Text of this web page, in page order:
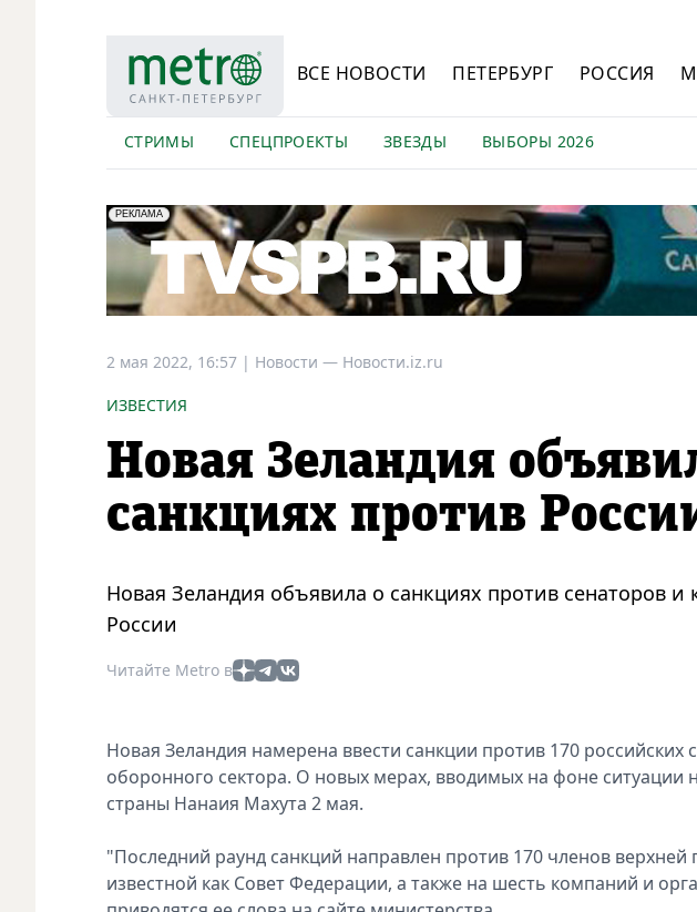
ВСЕ НОВОСТИ ПЕТЕРБУРГ РОССИЯ
СТРИМЫ СПЕЦПРОЕКТЫ ЗВЕЗДЫ ВЫБОРЫ 2026
erid: LdtCK5Efv
РЕКЛАМА
АО "ГАТР", ИНН: 7841320717
2 мая 2022, 16:57 | Новости — Новости.iz.ru
ИЗВЕСТИЯ
Новая Зеландия
санкциях против
Новая Зеландия объявила о санкциях против сенаторов
России
Читайте Metro в
Новая Зеландия намерена ввести санкции против 170
оборонного сектора. О новых мерах, вводимых на фоне ситуации
страны Нанаия Махута 2 мая.
"Последний раунд санкций направлен против 170 членов верхней
известной как Совет Федерации, а также на шесть компаний и